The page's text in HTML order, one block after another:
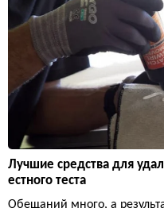
Лучшие средства для
естного теста
Обещаний много, а